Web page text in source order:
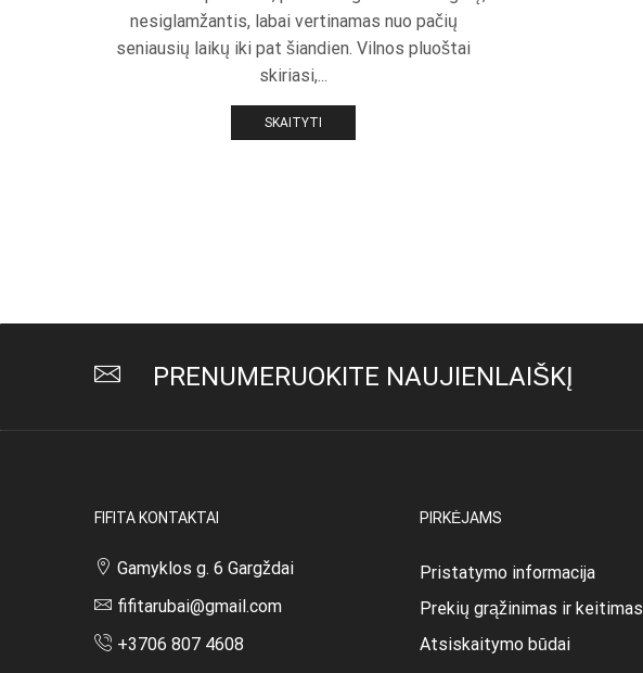
nesiglamžantis, labai vertinamas nuo pačių
seniausių laikų iki pat šiandien. Vilnos pluoštai
skiriasi,...
SKAITYTI
PRENUMERUOKITE NAUJIENLAIŠKĮ
FIFITA KONTAKTAI
Gamyklos g. 6 Gargždai
fifitarubai@gmail.com
+3706 807 4608
PIRKĖJAMS
Pristatymo informacija
Prekių grąžinimas ir keitimas
Atsiskaitymo būdai